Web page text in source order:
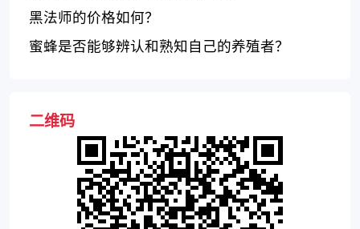
黑法师的价格如何？
蜜蜂是否能够辨认和熟知自己的养殖者？
二维码